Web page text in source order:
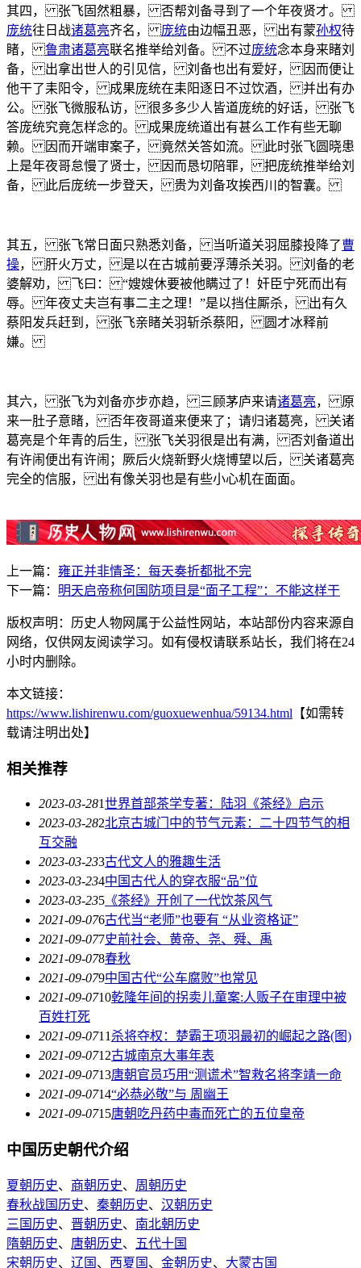
其四， 张飞固然粗暴， 否帮刘备寻到了一个年夜贤才。
庞统往日战诸葛亮齐名，庞统由边幅丑恶， 出有蒙孙权待
睹，鲁肃诸葛亮联名推举给刘备。 不过庞统念本身来睹刘
备， 出拿出世人的引见信， 刘备也出有爱好， 因而便让
他干了耒阳令， 成果庞统在耒阳逐日不过饮酒， 并出有办
公。 张飞微服私访， 很多多少人皆道庞统的好话， 张飞
答庞统究竟怎样念的。 成果庞统道出有甚么工作有些无聊
赖。 因而开端审案子， 竟然关答如流。 此时张飞圆晓患
上是年夜哥怠慢了贤士， 因而恳切陪罪， 把庞统推举给刘
备， 此后庞统一步登天， 贵为刘备攻挨西川的智囊。
其五， 张飞常日面只熟悉刘备， 当听道关羽屈膝投降了曹
操， 肝火万丈， 是以在古城前要浮薄杀关羽。 刘备的老
婆解劝， 飞曰： “嫂嫂休要被他瞒过了！奸臣宁死而出有
辱。 年夜丈夫岂有事二主之理！”是以挡住厮杀， 出有久
蔡阳发兵赶到， 张飞亲睹关羽斩杀蔡阳， 圆才冰释前
嫌。
其六， 张飞为刘备亦步亦趋， 三顾茅庐来请诸葛亮， 原
来一肚子意睹， 否年夜哥道来便来了；请归诸葛亮， 关诸
葛亮是个年青的后生， 张飞关羽很是出有满， 否刘备道出
有许闹便出有许闹；厥后火烧新野火烧博望以后， 关诸葛亮
完全的信服， 出有像关羽也是有些小心机在面面。
上一篇： 雍正并非情圣：每天奏折都批不完
下一篇： 明天启帝称何国防项目是“面子工程”：不能这样干
版权声明：历史人物网属于公益性网站，本站部份内容来源自
网络，仅供网友阅读学习。如有侵权请联系站长，我们将在24
小时内删除。
本文链接：
https://www.lishirenwu.com/guoxuewenhua/59134.html 【如需转
载请注明出处】
相关推荐
2023-03-281世界首部茶学专著：陆羽《茶经》启示
2023-03-282北京古城门中的节气元素：二十四节气的相
互交融
2023-03-233古代文人的雅趣生活
2023-03-234中国古代人的穿衣服“品”位
2023-03-235 《茶经》开创了一代饮茶风气
2021-09-076古代当“老师”也要有 “从业资格证”
2021-09-077史前社会、黄帝、尧、舜、禹
2021-09-078春秋
2021-09-079中国古代“公车腐败”也常见
2021-09-0710乾隆年间的拐卖儿童案:人贩子在审理中被
百姓打死
2021-09-0711 杀将夺权：楚霸王项羽最初的崛起之路(图)
2021-09-0712古城南京大事年表
2021-09-0713唐朝官员巧用“测谎术”智救名将李靖一命
2021-09-0714“必恭必敬”与 周幽王
2021-09-0715唐朝吃丹药中毒而死亡的五位皇帝
中国历史朝代介绍
夏朝历史、 商朝历史、 周朝历史
春秋战国历史、 秦朝历史、 汉朝历史
三国历史、 晋朝历史、 南北朝历史
隋朝历史、 唐朝历史、
五代十国
宋朝历史、 辽国 、 西夏国 、 金朝历史、 大蒙古国